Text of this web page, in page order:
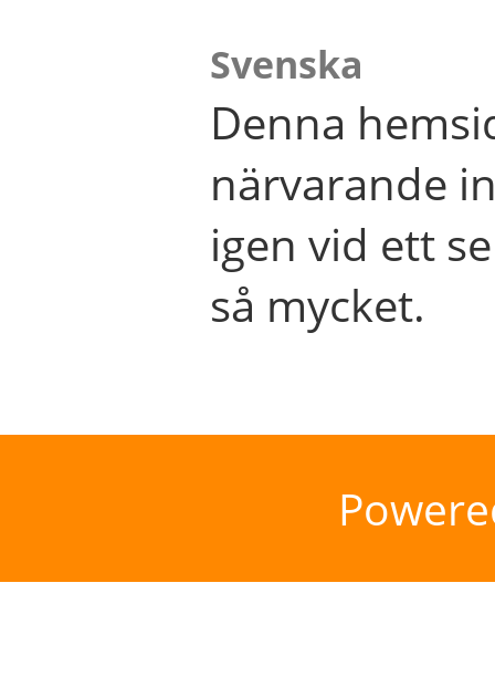
Svenska
Denna
närvarande
igen vid ett
så mycket.